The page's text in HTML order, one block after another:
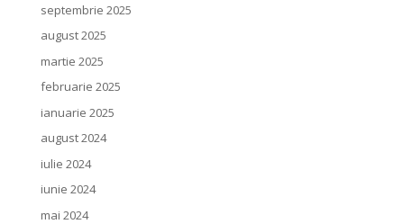
septembrie 2025
august 2025
martie 2025
februarie 2025
ianuarie 2025
august 2024
iulie 2024
iunie 2024
mai 2024